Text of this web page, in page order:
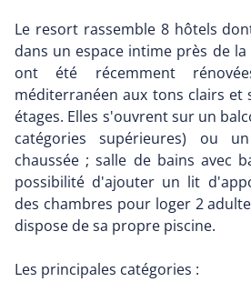
Le resort rassemble 8 hôtels
dans un espace intime près de la
ont été récemment
méditerranéen aux tons clairs et
étages. Elles s'ouvrent sur un
catégories supérieures) ou
chaussée ; salle de bains avec
possibilité d'ajouter un lit
des chambres pour loger 2
dispose de sa propre piscine.
Les principales catégories :